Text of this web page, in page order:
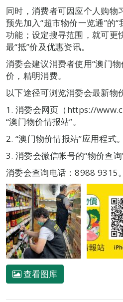
同时，消费者可因应个人购物
预先加入“超市物价一览通”的
功能；设定搜寻范围，就可更
最“抵”价及优惠资讯。
消委会建议消费者使用“澳门
价，精明消费。
以下途径可浏览消委会最新物
1. 消委会网页（https://
“澳门物价情报站”。
2. “澳门物价情报站”应用程式。
3. 消委会微信帐号的“物价查询”
消委会查询电话：8988 9315。
查看图库